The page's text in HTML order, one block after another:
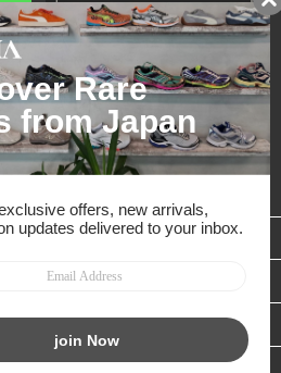
BUYMA会員だけの
ポイント還元サービス
ージトップへ
安心への取り組み
かんたん購入ガイド